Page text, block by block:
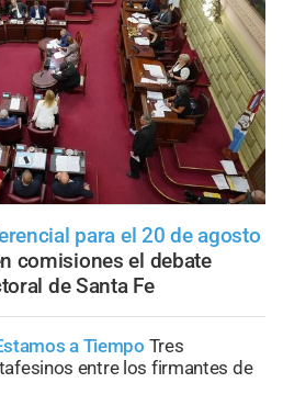
para el 20 de agosto
comisiones el debate
de Santa Fe
a Tiempo Tres
entre los firmantes de